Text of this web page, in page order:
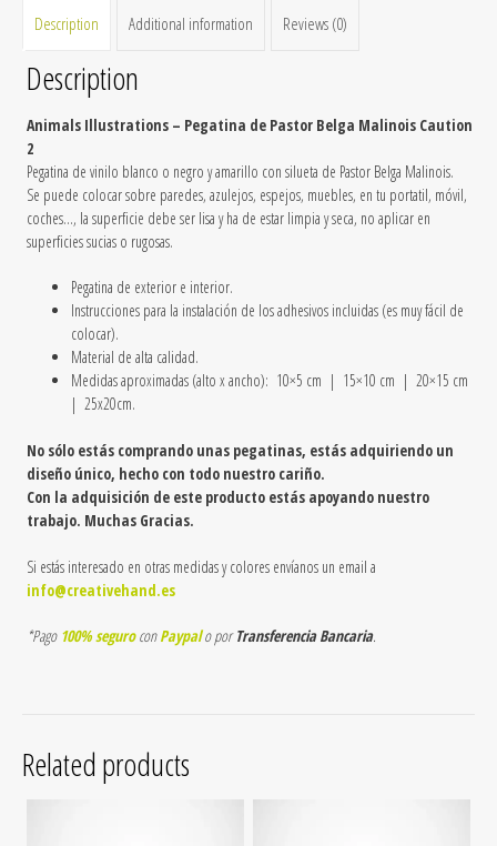
Description Additional information Reviews (0)
Description
Animals Illustrations – Pegatina de Pastor Belga Malinois Caution
2
Pegatina de vinilo blanco o negro y amarillo con silueta de Pastor Belga Malinois.
Se puede colocar sobre paredes, azulejos, espejos, muebles, en tu portatil, móvil,
coches…, la superficie debe ser lisa y ha de estar limpia y seca, no aplicar en
superficies sucias o rugosas.
Pegatina de exterior e interior.
Instrucciones para la instalación de los adhesivos incluidas (es muy fácil de
colocar).
Material de alta calidad.
Medidas aproximadas (alto x ancho): 10×5 cm | 15×10 cm | 20×15 cm
| 25x20cm.
No sólo estás comprando unas pegatinas, estás adquiriendo un
diseño único, hecho con todo nuestro cariño.
Con la adquisición de este producto estás apoyando nuestro
trabajo. Muchas Gracias.
Si estás interesado en otras medidas y colores envíanos un email a
info@creativehand.es
*Pago 100% seguroconPaypalo porTransferencia Bancaria.
Related products